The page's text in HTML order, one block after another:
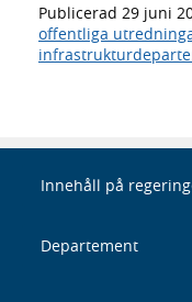
Publicerad 29 juni
offentliga
Innehåll på
Departement